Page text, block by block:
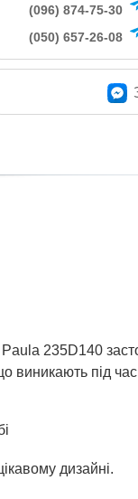
(096) 874-75-30
(050) 657-26-08
235D140
під
дизайні.